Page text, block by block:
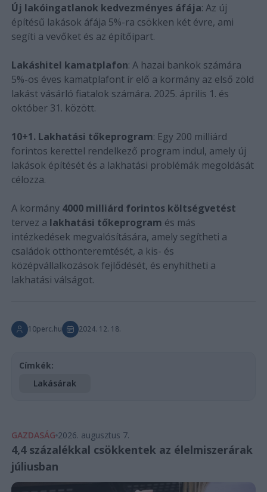
Új lakóingatlanok kedvezményes áfája: Az új
építésű lakások áfája 5%-ra csökken két évre, ami
segíti a vevőket és az építőipart.
Lakáshitel kamatplafon: A hazai bankok számára
5%-os éves kamatplafont ír elő a kormány az első zöld
lakást vásárló fiatalok számára. 2025. április 1. és
október 31. között.
10+1. Lakhatási tőkeprogram: Egy 200 milliárd
forintos kerettel rendelkező program indul, amely új
lakások építését és a lakhatási problémák megoldását
célozza.
A kormány 4000 milliárd forintos költségvetést
tervez a lakhatási tőkeprogram és más
intézkedések megvalósítására, amely segítheti a
családok otthonteremtését, a kis- és
középvállalkozások fejlődését, és enyhítheti a
lakhatási válságot.
10perc.hu 2024. 12. 18.
Címkék:
Lakásárak
GAZDASÁG 2026. augusztus 7.
4,4 százalékkal csökkentek az élelmiszerárak
júliusban